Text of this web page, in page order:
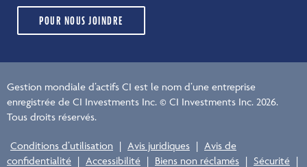
POUR NOUS JOINDRE
Gestion mondiale d’actifs CI est le nom d’une entreprise
enregistrée de CI Investments Inc. © CI Investments Inc. 2026.
Tous droits réservés.
Conditions d’utilisation | Avis juridiques | Avis de
confidentialité | Accessibilité | Biens non réclamés | Sécurité |